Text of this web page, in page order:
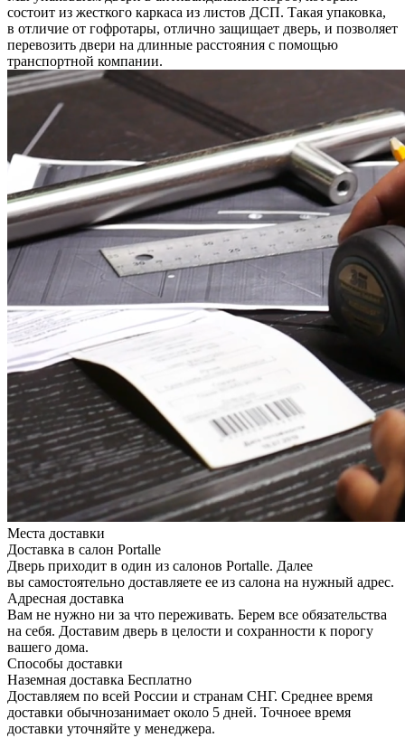
состоит из жесткого каркаса из листов ДСП. Такая упаковка,
в отличие от гофротары, отлично защищает дверь, и позволяет
перевозить двери на длинные расстояния с помощью
транспортной компании.
Места доставки
Доставка в салон Portalle
Дверь приходит в один из салонов Portalle. Далее
вы самостоятельно доставляете ее из салона на нужный адрес.
Адресная доставка
Вам не нужно ни за что переживать. Берем все обязательства
на себя. Доставим дверь в целости и сохранности к порогу
вашего дома.
Способы доставки
Наземная доставка Бесплатно
Доставляем по всей России и странам СНГ. Среднее время
доставки обычнозанимает около 5 дней. Точноее время
доставки уточняйте у менеджера.